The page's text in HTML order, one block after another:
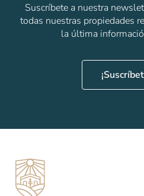
Suscríbete a nuestra
todas nuestras propiedades
la última